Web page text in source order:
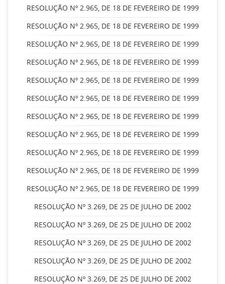
RESOLUÇÃO Nº 2.965, DE 18 DE FEVEREIRO DE 1999
RESOLUÇÃO Nº 2.965, DE 18 DE FEVEREIRO DE 1999
RESOLUÇÃO Nº 2.965, DE 18 DE FEVEREIRO DE 1999
RESOLUÇÃO Nº 2.965, DE 18 DE FEVEREIRO DE 1999
RESOLUÇÃO Nº 2.965, DE 18 DE FEVEREIRO DE 1999
RESOLUÇÃO Nº 2.965, DE 18 DE FEVEREIRO DE 1999
RESOLUÇÃO Nº 2.965, DE 18 DE FEVEREIRO DE 1999
RESOLUÇÃO Nº 2.965, DE 18 DE FEVEREIRO DE 1999
RESOLUÇÃO Nº 2.965, DE 18 DE FEVEREIRO DE 1999
RESOLUÇÃO Nº 2.965, DE 18 DE FEVEREIRO DE 1999
RESOLUÇÃO Nº 2.965, DE 18 DE FEVEREIRO DE 1999
RESOLUÇÃO Nº 3.269, DE 25 DE JULHO DE 2002
RESOLUÇÃO Nº 3.269, DE 25 DE JULHO DE 2002
RESOLUÇÃO Nº 3.269, DE 25 DE JULHO DE 2002
RESOLUÇÃO Nº 3.269, DE 25 DE JULHO DE 2002
RESOLUÇÃO Nº 3.269, DE 25 DE JULHO DE 2002